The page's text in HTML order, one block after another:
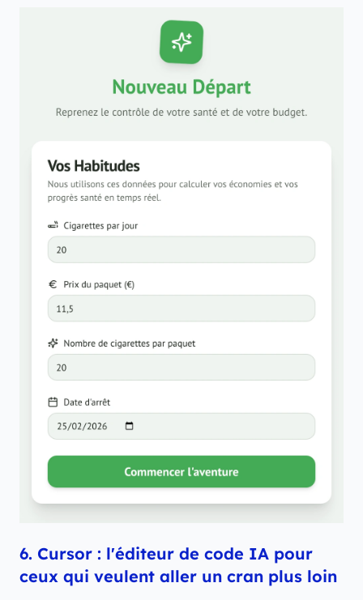
6. Cursor : l'éditeur de code IA pour
ceux qui veulent aller un cran plus loin